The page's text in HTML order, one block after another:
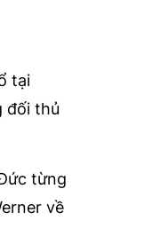
tại
đối thủ
từng
về